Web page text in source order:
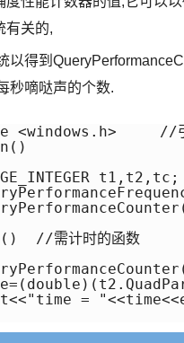
有关的,
以得到
秒嘀哒声的个数.
<windows.h>　　　//
t1,t2,tc;
//需计时的函数
=